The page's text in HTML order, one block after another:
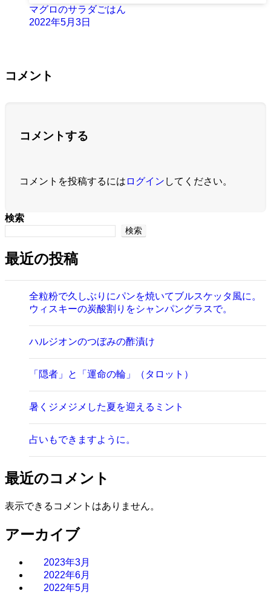
マグロのサラダごはん
2022年5月3日
コメント
コメントする
コメントを投稿するには ログイン してください。
検索
検索
最近の投稿
全粒粉で久しぶりにパンを焼いてブルスケッタ風に。
ウィスキーの炭酸割りをシャンパングラスで。
ハルジオンのつぼみの酢漬け
「隠者」と「運命の輪」（タロット）
暑くジメジメした夏を迎えるミント
占いもできますように。
最近のコメント
表示できるコメントはありません。
アーカイブ
2023年3月
2022年6月
2022年5月